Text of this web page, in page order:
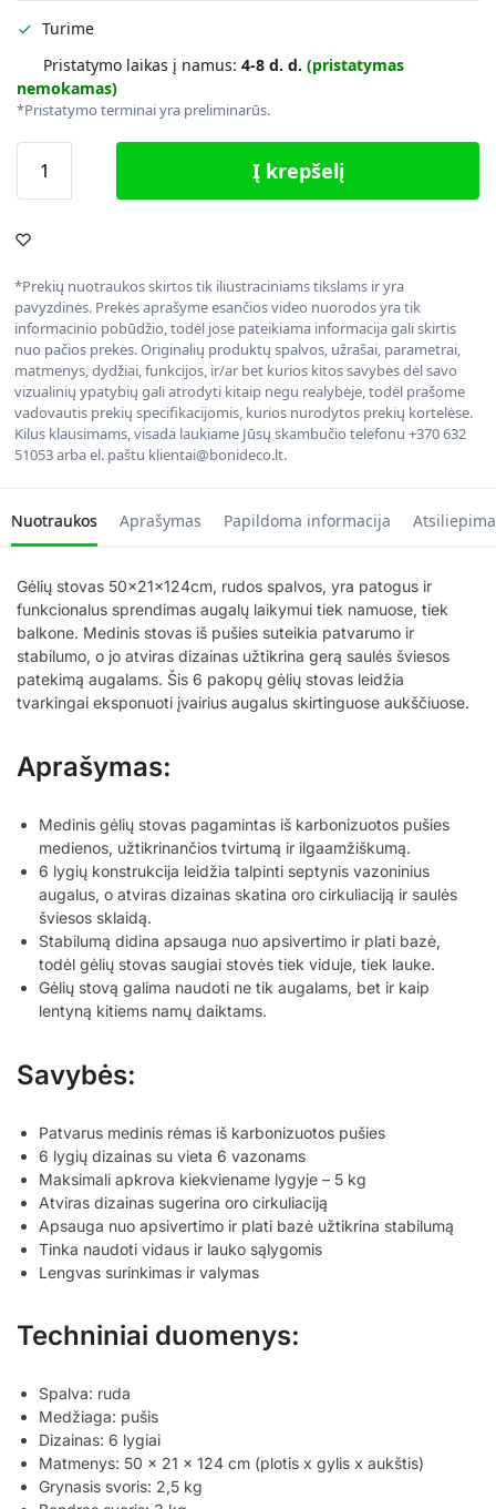
Turime
Pristatymo laikas į namus: 4-8 d. d. (pristatymas
nemokamas)
*Pristatymo terminai yra preliminarūs.
Į krepšelį
*Prekių nuotraukos skirtos tik iliustraciniams tikslams ir yra
pavyzdinės. Prekės aprašyme esančios video nuorodos yra tik
informacinio pobūdžio, todėl jose pateikiama informacija gali skirtis
nuo pačios prekės. Originalių produktų spalvos, užrašai, parametrai,
matmenys, dydžiai, funkcijos, ir/ar bet kurios kitos savybės dėl savo
vizualinių ypatybių gali atrodyti kitaip negu realybėje, todėl prašome
vadovautis prekių specifikacijomis, kurios nurodytos prekių kortelėse.
Kilus klausimams, visada laukiame Jūsų skambučio telefonu +370 632
51053 arba el. paštu klientai@bonideco.lt.
Nuotraukos Aprašymas Papildoma informacija
Gėlių stovas 50x21x124cm, rudos spalvos, yra patogus ir
funkcionalus sprendimas augalų laikymui tiek namuose, tiek
balkone. Medinis stovas iš pušies suteikia patvarumo ir
stabilumo, o jo atviras dizainas užtikrina gerą saulės šviesos
patekimą augalams. Šis 6 pakopų gėlių stovas leidžia
tvarkingai eksponuoti įvairius augalus skirtinguose aukščiuose.
Aprašymas:
Medinis gėlių stovas pagamintas iš karbonizuotos pušies
medienos, užtikrinančios tvirtumą ir ilgaamžiškumą.
6 lygių konstrukcija leidžia talpinti septynis vazoninius
augalus, o atviras dizainas skatina oro cirkuliaciją ir saulės
šviesos sklaidą.
Stabilumą didina apsauga nuo apsivertimo ir plati bazė,
todėl gėlių stovas saugiai stovės tiek viduje, tiek lauke.
Gėlių stovą galima naudoti ne tik augalams, bet ir kaip
lentyną kitiems namų daiktams.
Savybės:
Patvarus medinis rėmas iš karbonizuotos pušies
6 lygių dizainas su vieta 6 vazonams
Maksimali apkrova kiekviename lygyje – 5 kg
Atviras dizainas sugerina oro cirkuliaciją
Apsauga nuo apsivertimo ir plati bazė užtikrina stabilumą
Tinka naudoti vidaus ir lauko sąlygomis
Lengvas surinkimas ir valymas
Techniniai duomenys:
Spalva: ruda
Medžiaga: pušis
Dizainas: 6 lygiai
Matmenys: 50 x 21 x 124 cm (plotis x gylis x aukštis)
Grynasis svoris: 2,5 kg